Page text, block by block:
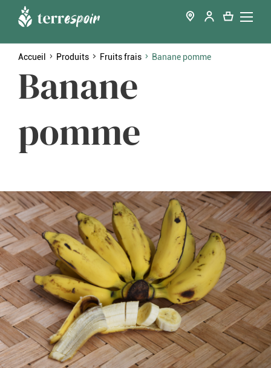
Accueil Produits Fruits frais Banane pomme
Banane
pomme